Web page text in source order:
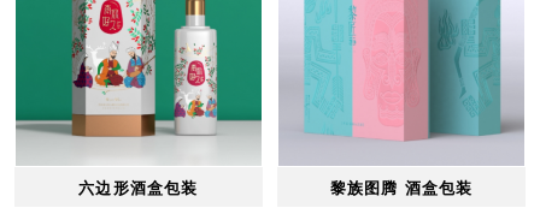
六边形酒盒包装 黎族图腾 酒盒包装